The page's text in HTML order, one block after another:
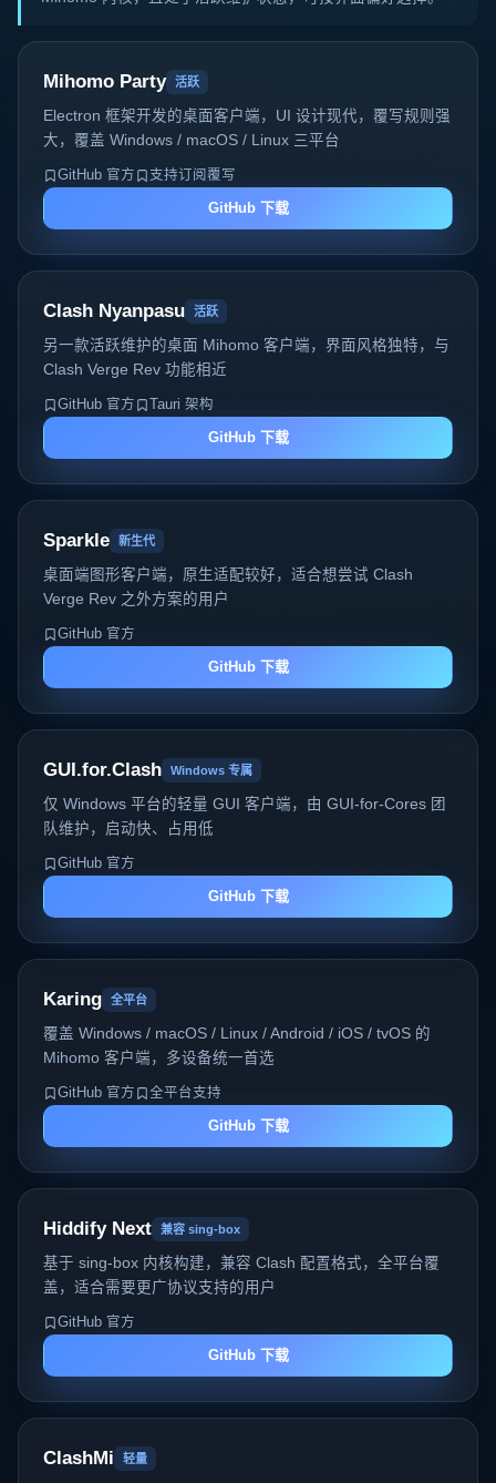
Mihomo Party 活跃
Electron 框架开发的桌面客户端，UI 设计现代，覆写规则强
大，覆盖 Windows / macOS / Linux 三平台
GitHub 官方 支持订阅覆写
GitHub 下载
Clash Nyanpasu 活跃
另一款活跃维护的桌面 Mihomo 客户端，界面风格独特，与
Clash Verge Rev 功能相近
GitHub 官方 Tauri 架构
GitHub 下载
Sparkle 新生代
桌面端图形客户端，原生适配较好，适合想尝试 Clash
Verge Rev 之外方案的用户
GitHub 官方
GitHub 下载
GUI.for.Clash Windows 专属
仅 Windows 平台的轻量 GUI 客户端，由 GUI-for-Cores 团
队维护，启动快、占用低
GitHub 官方
GitHub 下载
Karing 全平台
覆盖 Windows / macOS / Linux / Android / iOS / tvOS 的
Mihomo 客户端，多设备统一首选
GitHub 官方 全平台支持
GitHub 下载
Hiddify Next 兼容 sing-box
基于 sing-box 内核构建，兼容 Clash 配置格式，全平台覆
盖，适合需要更广协议支持的用户
GitHub 官方
GitHub 下载
ClashMi 轻量